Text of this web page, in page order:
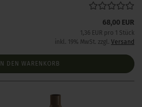
68,00 EUR
1,36 EUR pro 1 Stück
inkl. 19% MwSt. zzgl. Versand
IN DEN WARENKORB